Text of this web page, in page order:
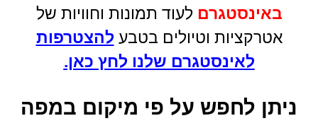
באינסטגרם לעוד תמונות וחוויות של
אטרקציות וטיולים בטבע להצטרפות
לאינסטגרם שלנו לחץ כאן.
ניתן לחפש על פי מיקום במפה